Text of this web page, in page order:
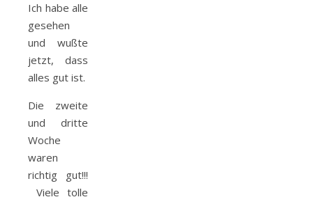
Ich habe alle
gesehen
und wußte
jetzt, dass
alles gut ist.
Die zweite
und dritte
Woche
waren
richtig gut!!!
Viele tolle